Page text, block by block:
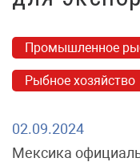
Промышленное
Рыбное хозяйство
02.09.2024
Мексика